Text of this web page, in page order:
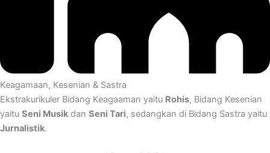
Keagamaan, Kesenian & Sastra
Ekstrakurikuler Bidang Keagaaman yaitu Rohis, Bidang Kesenian
yaitu Seni Musik dan Seni Tari, sedangkan di Bidang Sastra yaitu
Jurnalistik.